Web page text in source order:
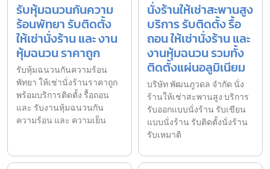
รับหุ้มฉนวนกันความ
ร้อนพัทยา รับติดตั้ง
ให้เช่านั่งร้าน และ งาน
หุ้มฉนวน ราคาถูก
รับหุ้มฉนวนกันความร้อน
พัทยา ให้เช่านั่งร้านราคาถูก
พร้อมบริการติดตั้ง รื้อถอน
และ รับงานหุ้มฉนวนกัน
ความร้อน และ ความเย็น
นั่งร้านให้เช่าสะพานสูง
บริการ รับติดตั้ง รื้อ
ถอน ให้เช่านั่งร้าน และ
งานหุ้มฉนวน รวมทั้ง
ติดตั้งแผ่นอลูมิเนียม
บริษัท พัฒนภูวดล จำกัด นั่ง
ร้านให้เช่าสะพานสูง บริการ
รับออกแบบนั่งร้าน รับเขียน
แบบนั่งร้าน รับติดตั้งนั่งร้าน
รับเหมาติ